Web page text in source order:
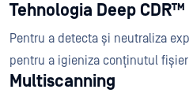
Tehnologia Deep CDR™
Pentru a detecta și neutraliza
pentru a igieniza conținutul
Multiscanning